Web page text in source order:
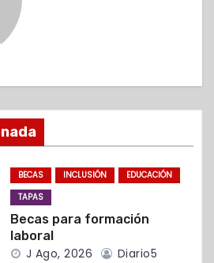
BECAS INCLUSIÓN
EDUCACIÓN
TAPAS
Becas para formación
laboral
J Ago, 2026 Diario5